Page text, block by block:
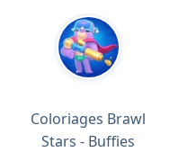
Coloriages Brawl
Stars - Buffies